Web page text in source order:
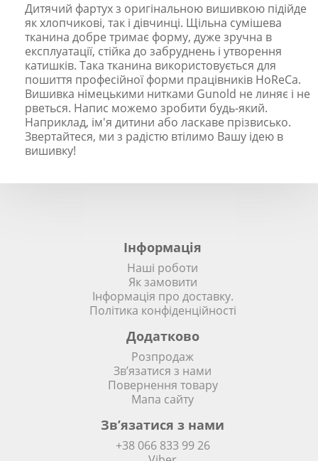
Дитячий фартух з оригінальною вишивкою підійде
як хлопчикові, так і дівчинці. Щільна сумішева
тканина добре тримає форму, дуже зручна в
експлуатації, стійка до забруднень і утворення
катишків. Така тканина використовується для
пошиття професійної форми працівників HoReCa.
Вишивка німецькими нитками Gunold не линяє і не
рветься. Напис можемо зробити будь-який.
Наприклад, ім'я дитини або ласкаве прізвисько.
Звертайтеся, ми з радістю втілимо Вашу ідею в
вишивку!
Інформація
Наші роботи
Як замовити
Інформація про доставку.
Політика конфіденційності
Додатково
Розпродаж
Зв’язатися з нами
Повернення товару
Мапа сайту
Зв’язатися з нами
+38 066 833 99 26